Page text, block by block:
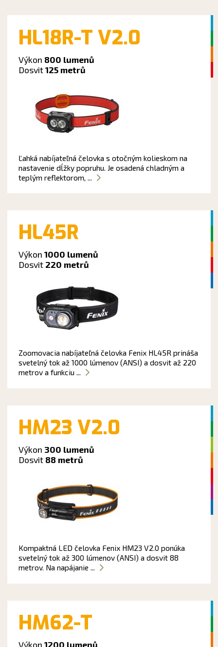
HL18R-T V2.0
Výkon 800 lumenů
Dosvit125 metrů
Ľahká nabíjateľná čelovka s otočným kolieskom na
nastavenie dĺžky popruhu. Je osadená chladným a
teplým reflektorom, ...
HL45R
Výkon 1000 lumenů
Dosvit 220 metrů
Zoomovacia nabíjateľná čelovka Fenix HL45R prináša
svetelný tok až 1000 lúmenov (ANSI) a dosvit až 220
metrov a funkciu ...
HM23 V2.0
Výkon 300 lumenů
Dosvit 88 metrů
Kompaktná LED čelovka Fenix HM23 V2.0 ponúka
svetelný tok až 300 lúmenov (ANSI) a dosvit 88
metrov. Na napájanie ...
HM62-T
Výkon 1200 lumenů